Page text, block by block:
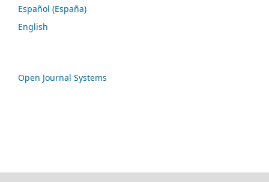
Español (España)
English
Open Journal Systems